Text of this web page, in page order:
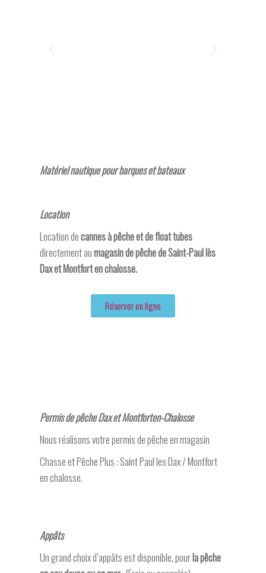
Matériel nautique pour barques et bateaux
Location
Location decannes à pêche et de float tubes
directement aumagasin de pêche de Saint-Paul lès
Dax et Montfort en chalosse.
Réserver en ligne
Permis de pêche Dax et Montforten-Chalosse
Nous réalisons votre permis de pêche en magasin
Chasse et Pêche Plus : Saint Paul les Dax / Montfort
en chalosse.
Appâts
Un grand choix d’appâts est disponible, pourla pêche